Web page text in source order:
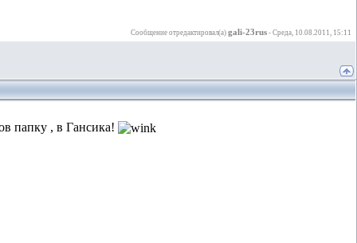
Сообщение отредактировал(а) gali-23rus - Среда, 10.08.2011, 15:11
папку , в Гансика!